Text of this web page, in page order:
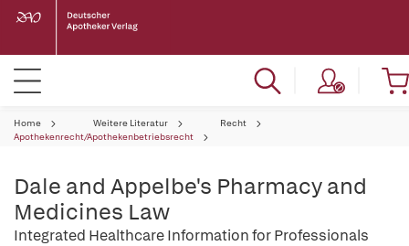
Home Weitere Literatur
Recht
Apothekenrecht/Apothekenbetriebsrecht
Dale and Appelbe's Pharmacy and
Medicines Law
Integrated Healthcare Information for Professionals